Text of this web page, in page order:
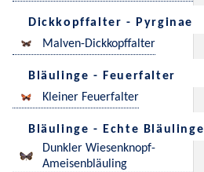
Dickkopffalter - Pyrginae
Malven-Dickkopffalter
Bläulinge - Feuerfalter
Kleiner Feuerfalter
Bläulinge - Echte Bläulinge
Dunkler Wiesenknopf-
Ameisenbläuling